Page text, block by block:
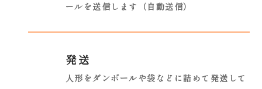
ールを送信します（自動送信）
発送
人形をダンボールや袋などに詰めて発送して